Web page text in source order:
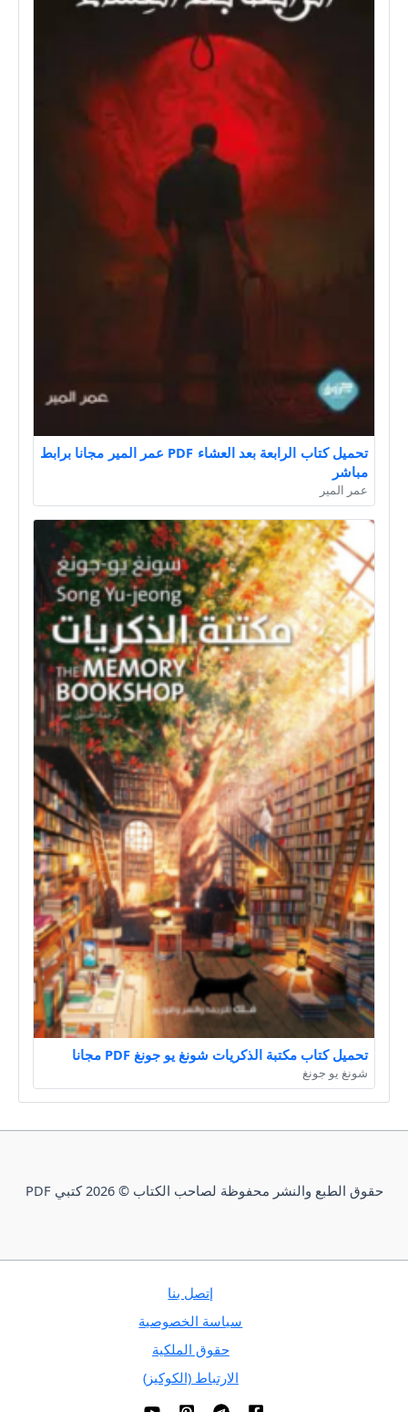
تحميل كتاب الرابعة بعد العشاء PDF عمر المير مجانا برابط
مباشر
عمر المير
تحميل كتاب مكتبة الذكريات شونغ يو جونغ PDF مجانا
شونغ يو جونغ
حقوق الطبع والنشر محفوظة لصاحب الكتاب © 2026 كتبي PDF
إتصل بنا
سياسة الخصوصية
حقوق الملكية
الارتباط (الكوكيز)